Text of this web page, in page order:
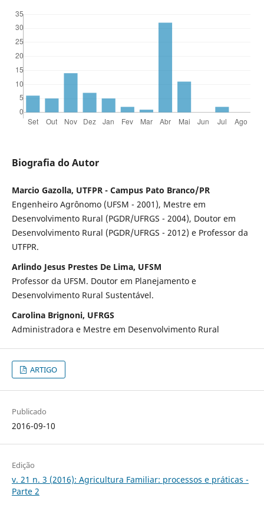
Biografia do Autor
Marcio Gazolla, UTFPR - Campus Pato Branco/PR
Engenheiro Agrônomo (UFSM - 2001), Mestre em
Desenvolvimento Rural (PGDR/UFRGS - 2004), Doutor em
Desenvolvimento Rural (PGDR/UFRGS - 2012) e Professor da
UTFPR.
Arlindo Jesus Prestes De Lima, UFSM
Professor da UFSM. Doutor em Planejamento e
Desenvolvimento Rural Sustentável.
Carolina Brignoni, UFRGS
Administradora e Mestre em Desenvolvimento Rural
ARTIGO
Publicado
2016-09-10
Edição
v. 21 n. 3 (2016): Agricultura Familiar: processos e práticas -
Parte 2